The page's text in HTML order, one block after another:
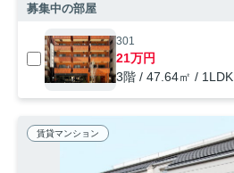
募集中の部屋
301
21万円
3階 / 47.64㎡ / 1LDK
賃貸マンション